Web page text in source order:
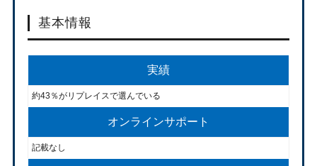
基本情報
実績
約43％がリプレイスで選んでいる
オンラインサポート
記載なし